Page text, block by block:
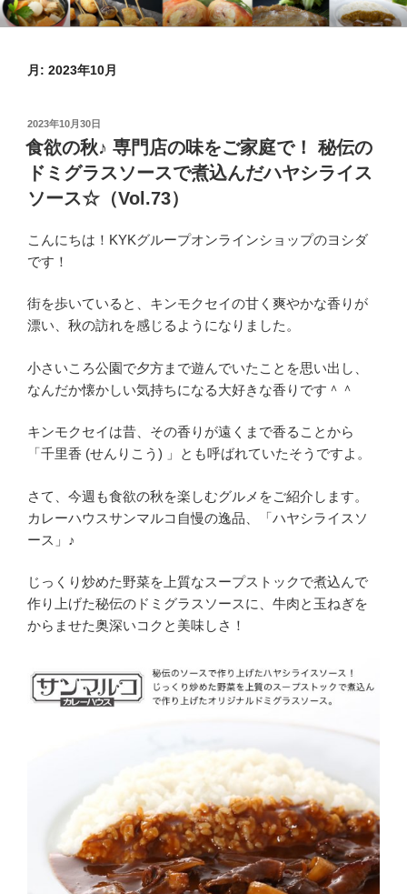
コ
ン
KYKオンラインブログ
特集 ～オンラインショップ～
月: 2023年10月
投
稿
日:
2023年10月30日
食欲の秋♪ 専門店の味をご家庭で！ 秘伝の
ドミグラスソースで煮込んだハヤシライス
ソース☆（Vol.73）
こんにちは！KYKグループオンラインショップのヨシダ
です！
街を歩いていると、キンモクセイの甘く爽やかな香りが
漂い、秋の訪れを感じるようになりました。
小さいころ公園で夕方まで遊んでいたことを思い出し、
なんだか懐かしい気持ちになる大好きな香りです＾＾
キンモクセイは昔、その香りが遠くまで香ることから
「千里香 (せんりこう) 」とも呼ばれていたそうですよ。
さて、今週も食欲の秋を楽しむグルメをご紹介します。
カレーハウスサンマルコ自慢の逸品、「ハヤシライスソ
ース」♪
じっくり炒めた野菜を上質なスープストックで煮込んで
作り上げた秘伝のドミグラスソースに、牛肉と玉ねぎを
からませた奥深いコクと美味しさ！